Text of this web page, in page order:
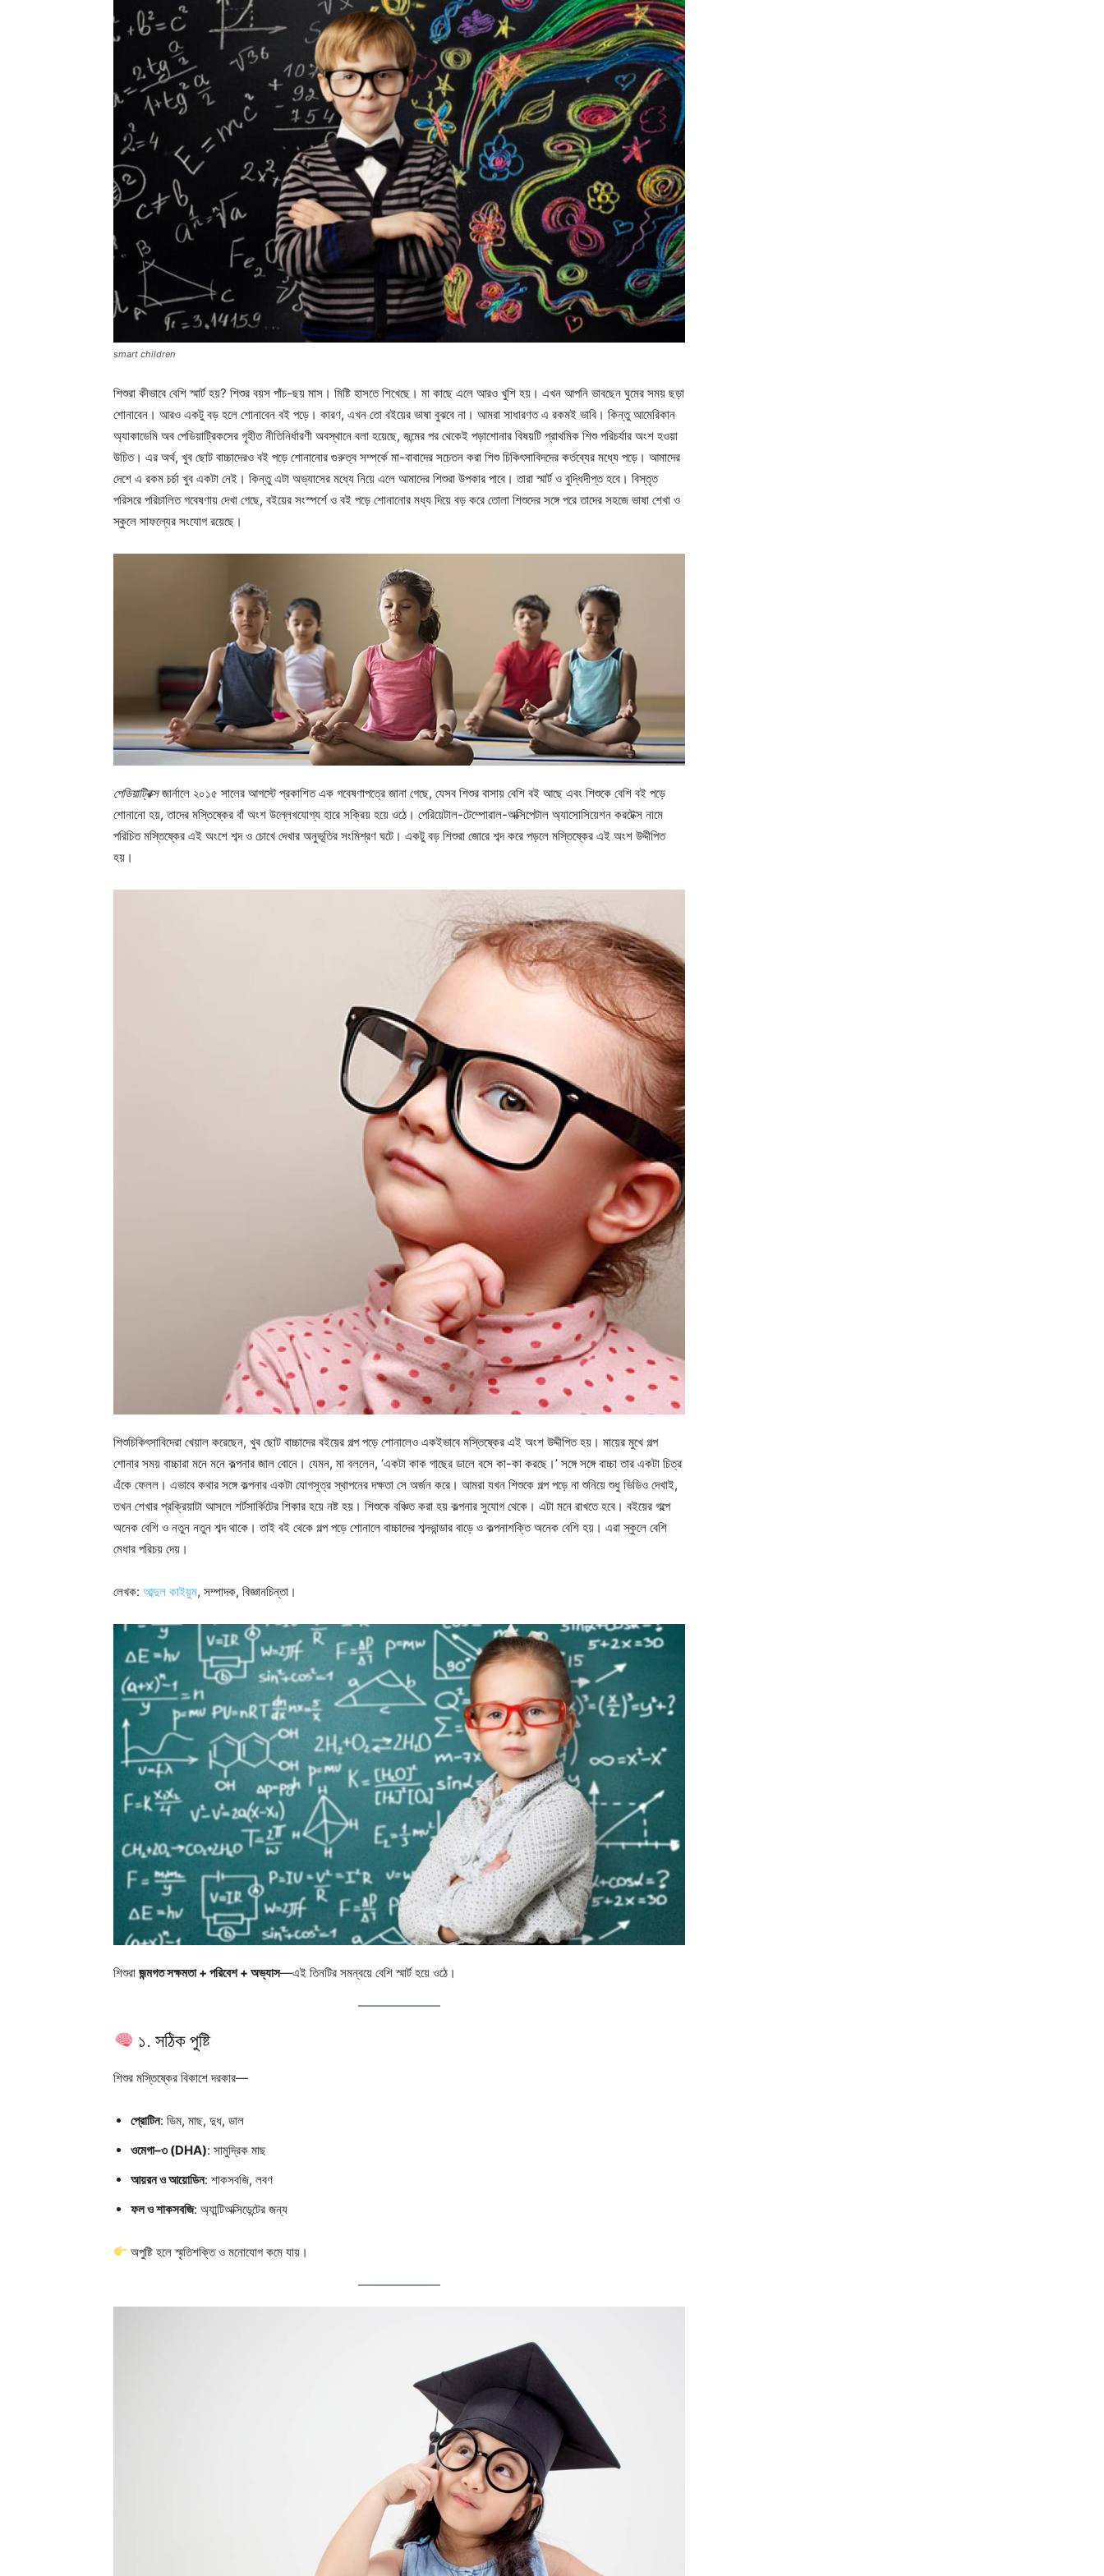
smart children
শিশুরা কীভাবে বেশি স্মার্ট হয়? শিশুর বয়স পাঁচ-ছয় মাস। মিষ্টি হাসতে শিখেছে। মা কাছে এলে আরও খুশি হয়। এখন আপনি ভাবছেন ঘুমের সময় ছড়া
শোনাবেন। আরও একটু বড় হলে শোনাবেন বই পড়ে। কারণ, এখন তো বইয়ের ভাষা বুঝবে না। আমরা সাধারণত এ রকমই ভাবি। কিন্তু আমেরিকান
অ্যাকাডেমি অব পেডিয়াট্রিকসের গৃহীত নীতিনির্ধারণী অবস্থানে বলা হয়েছে, জন্মের পর থেকেই পড়াশোনার বিষয়টি প্রাথমিক শিশু পরিচর্যার অংশ হওয়া
উচিত। এর অর্থ, খুব ছোট বাচ্চাদেরও বই পড়ে শোনানোর গুরুত্ব সম্পর্কে মা-বাবাদের সচেতন করা শিশু চিকিৎসাবিদদের কর্তব্যের মধ্যে পড়ে। আমাদের
দেশে এ রকম চর্চা খুব একটা নেই। কিন্তু এটা অভ্যাসের মধ্যে নিয়ে এলে আমাদের শিশুরা উপকার পাবে। তারা স্মার্ট ও বুদ্ধিদীপ্ত হবে। বিস্তৃত
পরিসরে পরিচালিত গবেষণায় দেখা গেছে, বইয়ের সংস্পর্শে ও বই পড়ে শোনানোর মধ্য দিয়ে বড় করে তোলা শিশুদের সঙ্গে পরে তাদের সহজে ভাষা শেখা ও
স্কুলে সাফল্যের সংযোগ রয়েছে।
পেডিয়াট্রিক্সজার্নালে ২০১৫ সালের আগস্টে প্রকাশিত এক গবেষণাপত্রে জানা গেছে, যেসব শিশুর বাসায় বেশি বই আছে এবং শিশুকে বেশি বই পড়ে
শোনানো হয়, তাদের মস্তিষ্কের বাঁ অংশ উল্লেখযোগ্য হারে সক্রিয় হয়ে ওঠে। পেরিয়েটাল-টেম্পোরাল-অক্সিপেটাল অ্যাসোসিয়েশন করটেক্স নামে
পরিচিত মস্তিষ্কের এই অংশে শব্দ ও চোখে দেখার অনুভূতির সংমিশ্রণ ঘটে। একটু বড় শিশুরা জোরে শব্দ করে পড়লে মস্তিষ্কের এই অংশ উদ্দীপিত
হয়।
শিশুচিকিৎসাবিদেরা খেয়াল করেছেন, খুব ছোট বাচ্চাদের বইয়ের গল্প পড়ে শোনালেও একইভাবে মস্তিষ্কের এই অংশ উদ্দীপিত হয়। মায়ের মুখে গল্প
শোনার সময় বাচ্চারা মনে মনে কল্পনার জাল বোনে। যেমন, মা বললেন, ‘একটা কাক গাছের ডালে বসে কা-কা করছে।’ সঙ্গে সঙ্গে বাচ্চা তার একটা চিত্র
এঁকে ফেলল। এভাবে কথার সঙ্গে কল্পনার একটা যোগসূত্র স্থাপনের দক্ষতা সে অর্জন করে। আমরা যখন শিশুকে গল্প পড়ে না শুনিয়ে শুধু ভিডিও দেখাই,
তখন শেখার প্রক্রিয়াটা আসলে শর্টসার্কিটের শিকার হয়ে নষ্ট হয়। শিশুকে বঞ্চিত করা হয় কল্পনার সুযোগ থেকে। এটা মনে রাখতে হবে। বইয়ের গল্পে
অনেক বেশি ও নতুন নতুন শব্দ থাকে। তাই বই থেকে গল্প পড়ে শোনালে বাচ্চাদের শব্দভান্ডার বাড়ে ও কল্পনাশক্তি অনেক বেশি হয়। এরা স্কুলে বেশি
মেধার পরিচয় দেয়।
লেখক: আব্দুল কাইয়ুম, সম্পাদক, বিজ্ঞানচিন্তা।
শিশুরা জন্মগত সক্ষমতা + পরিবেশ + অভ্যাস—এই তিনটির সমন্বয়ে বেশি স্মার্ট হয়ে ওঠে।
১. সঠিক পুষ্টি
শিশুর মস্তিষ্কের বিকাশে দরকার—
প্রোটিন: ডিম, মাছ, দুধ, ডাল
ওমেগা–৩ (DHA): সামুদ্রিক মাছ
আয়রন ও আয়োডিন: শাকসবজি, লবণ
ফল ও শাকসবজি: অ্যান্টিঅক্সিডেন্টের জন্য
অপুষ্টি হলে স্মৃতিশক্তি ও মনোযোগ কমে যায়।